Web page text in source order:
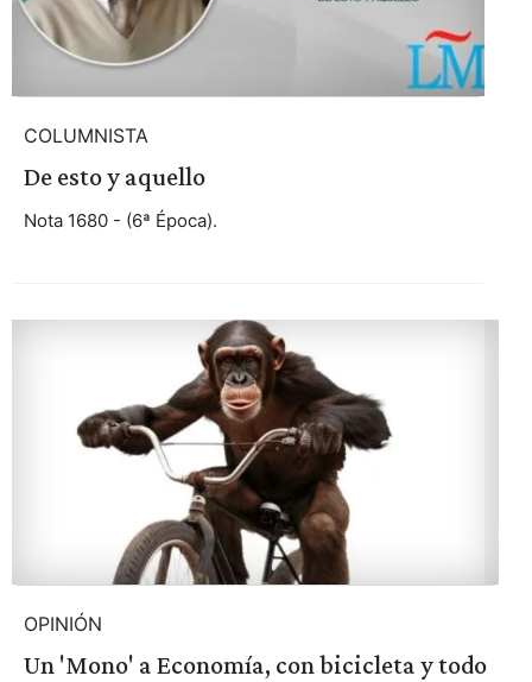
COLUMNISTA
De esto y aquello
Nota 1680 - (6ª Época).
OPINIÓN
Un 'Mono' a Economía, con bicicleta y todo